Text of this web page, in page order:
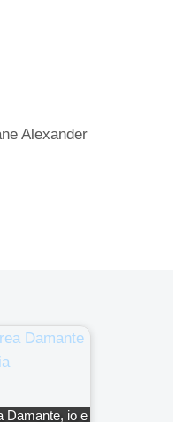
Alexander
Damante, io e